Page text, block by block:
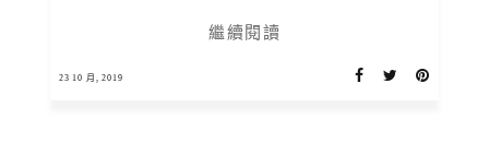
繼續閱讀
23 10 月, 2019